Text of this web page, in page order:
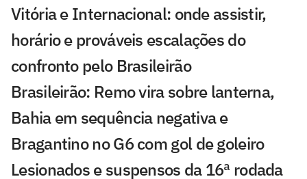
Vitória e Internacional: onde assistir,
horário e prováveis escalações do
confronto pelo Brasileirão
Brasileirão: Remo vira sobre lanterna,
Bahia em sequência negativa e
Bragantino no G6 com gol de goleiro
Lesionados e suspensos da 16ª rodada